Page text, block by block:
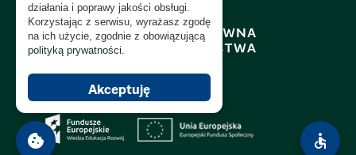
accessible
cookie
działania i poprawy jakości obsługi.
Korzystając z serwisu, wyrażasz zgodę
na ich użycie, zgodnie z obowiązującą
polityką prywatności
Akceptuję